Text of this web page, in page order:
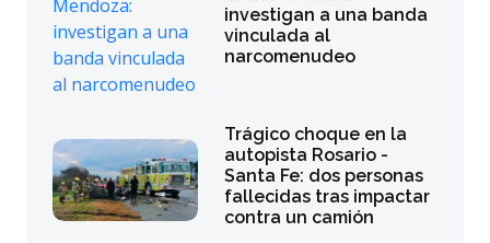
investigan a una banda
vinculada al
narcomenudeo
Trágico choque en la
autopista Rosario -
Santa Fe: dos personas
fallecidas tras impactar
contra un camión